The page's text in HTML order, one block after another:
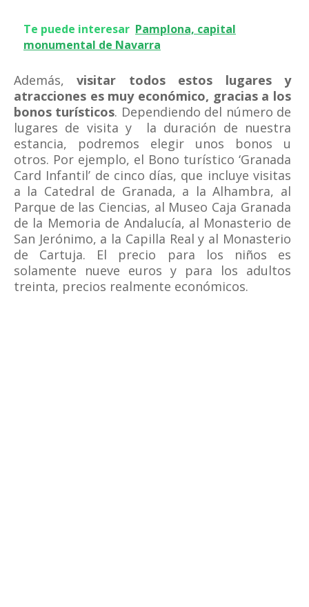
Te puede interesar Pamplona, capital
monumental de Navarra
Además,visitar todos estos lugares y
atracciones es muy económico, gracias a los
bonos turísticos. Dependiendo del número de
lugares de visita y la duración de nuestra
estancia, podremos elegir unos bonos u
otros. Por ejemplo, el Bono turístico ‘Granada
Card Infantil’ de cinco días, que incluye visitas
a la Catedral de Granada, a la Alhambra, al
Parque de las Ciencias, al Museo Caja Granada
de la Memoria de Andalucía, al Monasterio de
San Jerónimo, a la Capilla Real y al Monasterio
de Cartuja. El precio para los niños es
solamente nueve euros y para los adultos
treinta, precios realmente económicos.